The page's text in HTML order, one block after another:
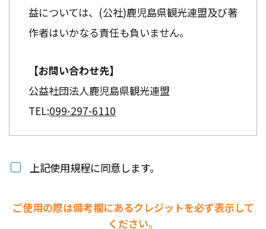
益については、(公社)鹿児島県観光連盟及び著
作者はいかなる責任も負いません。
【お問い合わせ先】
公益社団法人鹿児島県観光連盟
TEL:099-297-6110
上記使用規程に同意します。
ご使用の際は備考欄にあるクレジットを必ず表示して
ください。